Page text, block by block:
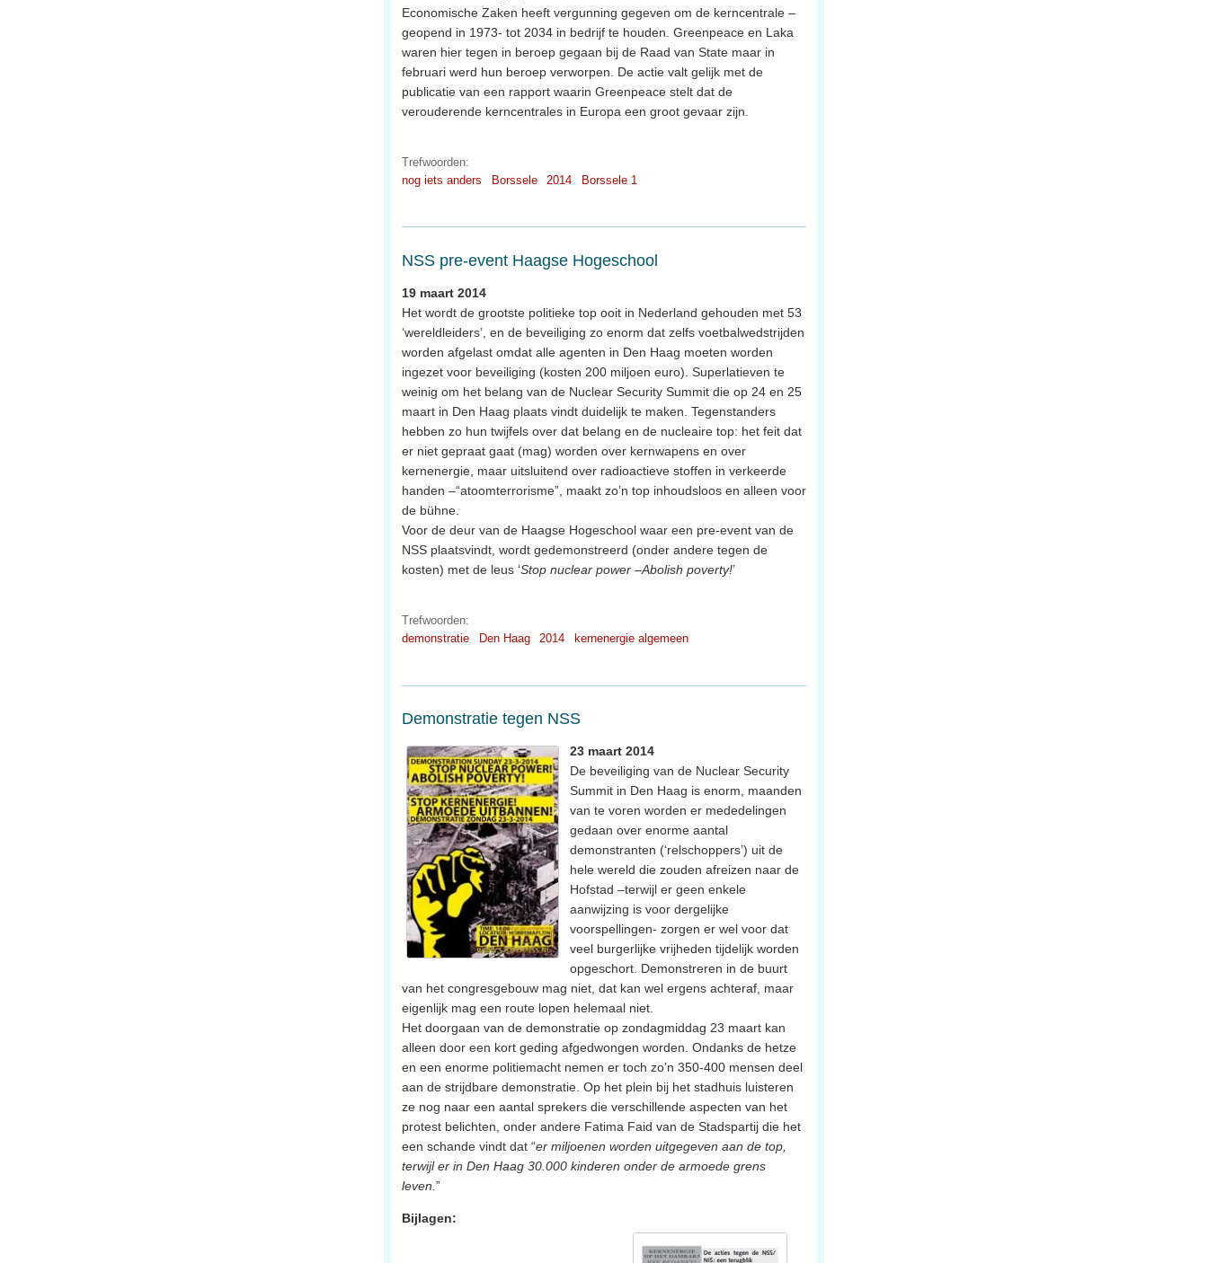
Economische Zaken heeft vergunning gegeven om de kerncentrale –
geopend in 1973- tot 2034 in bedrijf te houden. Greenpeace en Laka
waren hier tegen in beroep gegaan bij de Raad van State maar in
februari werd hun beroep verworpen. De actie valt gelijk met de
publicatie van een rapport waarin Greenpeace stelt dat de
verouderende kerncentrales in Europa een groot gevaar zijn.
Trefwoorden:
nog iets anders
Borssele 2014 Borssele 1
NSS pre-event Haagse Hogeschool
19 maart 2014
Het wordt de grootste politieke top ooit in Nederland gehouden met 53
‘wereldleiders’, en de beveiliging zo enorm dat zelfs voetbalwedstrijden
worden afgelast omdat alle agenten in Den Haag moeten worden
ingezet voor beveiliging (kosten 200 miljoen euro). Superlatieven te
weinig om het belang van de Nuclear Security Summit die op 24 en 25
maart in Den Haag plaats vindt duidelijk te maken. Tegenstanders
hebben zo hun twijfels over dat belang en de nucleaire top: het feit dat
er niet gepraat gaat (mag) worden over kernwapens en over
kernenergie, maar uitsluitend over radioactieve stoffen in verkeerde
handen –“atoomterrorisme”, maakt zo’n top inhoudsloos en alleen voor
de bühne.
Voor de deur van de Haagse Hogeschool waar een pre-event van de
NSS plaatsvindt, wordt gedemonstreerd (onder andere tegen de
kosten) met de leus ‘Stop nuclear power –Abolish poverty!’
Trefwoorden:
demonstratie
Den Haag 2014 kernenergie algemeen
Demonstratie tegen NSS
23 maart 2014
De beveiliging van de Nuclear Security
Summit in Den Haag is enorm, maanden
van te voren worden er mededelingen
gedaan over enorme aantal
demonstranten (‘relschoppers’) uit de
hele wereld die zouden afreizen naar de
Hofstad –terwijl er geen enkele
aanwijzing is voor dergelijke
voorspellingen- zorgen er wel voor dat
veel burgerlijke vrijheden tijdelijk worden
opgeschort. Demonstreren in de buurt
van het congresgebouw mag niet, dat kan wel ergens achteraf, maar
eigenlijk mag een route lopen helemaal niet.
Het doorgaan van de demonstratie op zondagmiddag 23 maart kan
alleen door een kort geding afgedwongen worden. Ondanks de hetze
en een enorme politiemacht nemen er toch zo’n 350-400 mensen deel
aan de strijdbare demonstratie. Op het plein bij het stadhuis luisteren
ze nog naar een aantal sprekers die verschillende aspecten van het
protest belichten, onder andere Fatima Faid van de Stadspartij die het
een schande vindt dat “er miljoenen worden uitgegeven aan de top,
terwijl er in Den Haag 30.000 kinderen onder de armoede grens
leven.”
Bijlagen: